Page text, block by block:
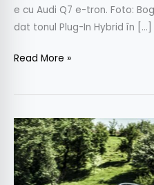
e cu Audi Q7 e-tron. Foto:
dat tonul Plug-In Hybrid în […]
Read More »
Test
drive
Mercedes
GLE